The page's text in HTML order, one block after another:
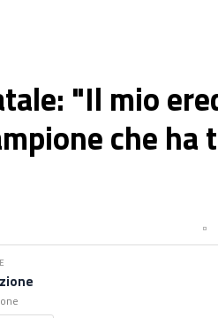
"Il mio
che